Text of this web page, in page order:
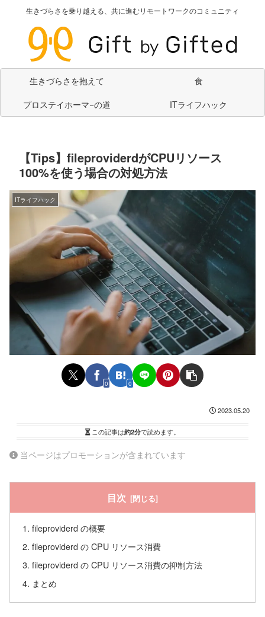
生きづらさを乗り越える、共に進むリモートワークのコミュニティ
生きづらさを抱えて
食
プロステイホーマ−の道
ITライフハック
【Tips】fileproviderdがCPUリソース
100%を使う場合の対処方法
ITライフハック
0 0
2023.05.20
この記事は約2分で読めます。
当ページはプロモーションが含まれています
目次
fileproviderd の概要
fileproviderd の CPU リソース消費
fileproviderd の CPU リソース消費の抑制方法
まとめ